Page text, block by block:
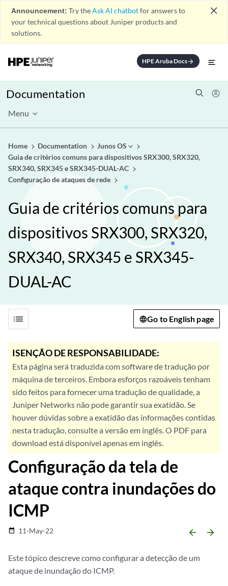
Announcement: Try theAsk AI chatbotfor answers to
your technical questions about Juniper products and
solutions.
close
HPE Aruba Docsarrow_forward
Documentation
Menu
Home Documentation
Junos OS
Guia de critérios comuns para dispositivos SRX300, SRX320,
SRX340, SRX345 e SRX345-DUAL-AC
Configuração de ataques de rede
Guia de critérios comuns para
dispositivos SRX300, SRX320,
SRX340, SRX345 e SRX345-
DUAL-AC
list Go to English page
ISENÇÃO DE RESPONSABILIDADE:
Esta página será traduzida com software de tradução por
máquina de terceiros. Embora esforços razoáveis tenham
sido feitos para fornecer uma tradução de qualidade, a
Juniper Networks não pode garantir sua exatidão. Se
houver dúvidas sobre a exatidão das informações contidas
nesta tradução, consulte a versão em inglês. O PDF para
download está disponível apenas em inglês.
Configuração da tela de
ataque contra inundações do
ICMP
date_range 11-May-22 arrow_backward arrow_forward
Este tópico descreve como configurar a detecção de um
ataque de inundação do ICMP.